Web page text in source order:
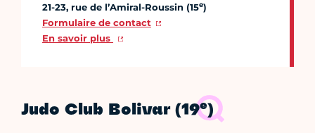
21-23, rue de l’Amiral-Roussin (15e)
Formulaire de contact
En savoir plus
Judo Club Bolivar (19e)